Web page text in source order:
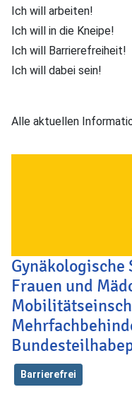
Ich will arbeiten!
Ich will in die Kneipe!
Ich will Barrierefreiheit!
Ich will dabei sein!
Alle aktuellen
Frauen und
Barrierefrei